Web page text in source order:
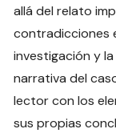
allá del relato
contradicciones
investigación y
narrativa del
lector con los
sus propias